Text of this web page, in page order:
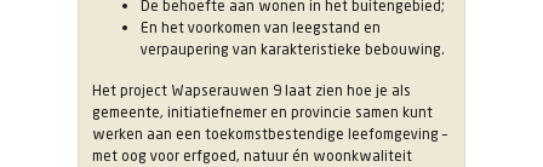
De behoefte aan wonen in het buitengebied;
En het voorkomen van leegstand en
verpaupering van karakteristieke bebouwing.
Het project Wapserauwen 9 laat zien hoe je als
gemeente, initiatiefnemer en provincie samen kunt
werken aan een toekomstbestendige leefomgeving –
met oog voor erfgoed, natuur én woonkwaliteit